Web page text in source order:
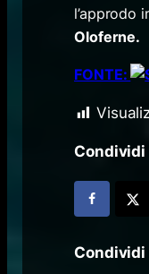
l’approdo
Oloferne.
FONTE:
Condividi
Condividi